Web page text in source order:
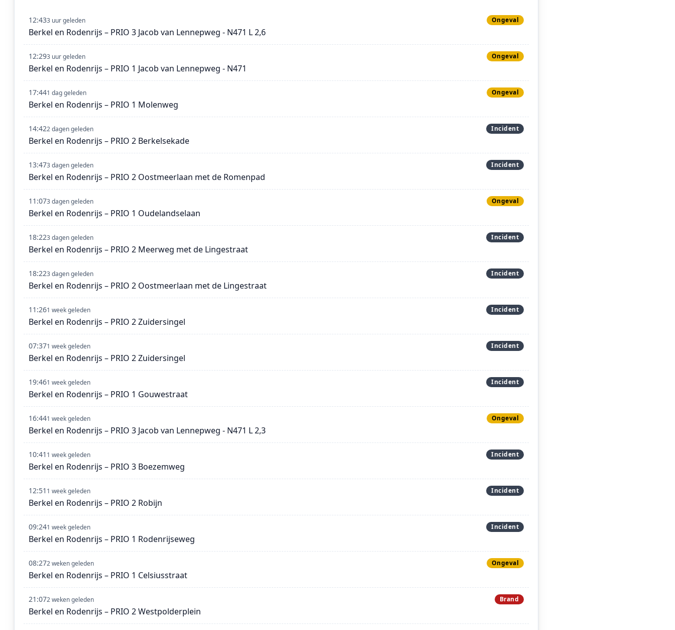
12:433 uur geleden Ongeval
Berkel en Rodenrijs – PRIO 3 Jacob van Lennepweg - N471 L 2,6
12:293 uur geleden Ongeval
Berkel en Rodenrijs – PRIO 1 Jacob van Lennepweg - N471
17:441 dag geleden Ongeval
Berkel en Rodenrijs – PRIO 1 Molenweg
14:422 dagen geleden Incident
Berkel en Rodenrijs – PRIO 2 Berkelsekade
13:473 dagen geleden Incident
Berkel en Rodenrijs – PRIO 2 Oostmeerlaan met de Romenpad
11:073 dagen geleden Ongeval
Berkel en Rodenrijs – PRIO 1 Oudelandselaan
18:223 dagen geleden Incident
Berkel en Rodenrijs – PRIO 2 Meerweg met de Lingestraat
18:223 dagen geleden Incident
Berkel en Rodenrijs – PRIO 2 Oostmeerlaan met de Lingestraat
11:261 week geleden Incident
Berkel en Rodenrijs – PRIO 2 Zuidersingel
07:371 week geleden Incident
Berkel en Rodenrijs – PRIO 2 Zuidersingel
19:461 week geleden Incident
Berkel en Rodenrijs – PRIO 1 Gouwestraat
16:441 week geleden Ongeval
Berkel en Rodenrijs – PRIO 3 Jacob van Lennepweg - N471 L 2,3
10:41 1 week geleden Incident
Berkel en Rodenrijs – PRIO 3 Boezemweg
12:51 1 week geleden Incident
Berkel en Rodenrijs – PRIO 2 Robijn
09:241 week geleden Incident
Berkel en Rodenrijs – PRIO 1 Rodenrijseweg
08:272 weken geleden Ongeval
Berkel en Rodenrijs – PRIO 1 Celsiusstraat
21:072 weken geleden Brand
Berkel en Rodenrijs – PRIO 2 Westpolderplein